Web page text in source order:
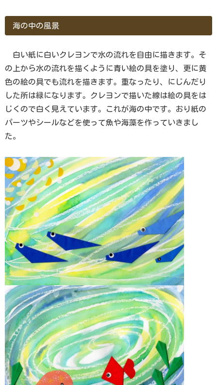
海の中の風景
白い紙に白いクレヨンで水の流れを自由に描きます。そ
の上から水の流れを描くように青い絵の具を塗り、更に黄
色の絵の具でも流れを描きます。重なったり、にじんだり
した所は緑になります。クレヨンで描いた線は絵の具をは
じくので白く見えています。これが海の中です。おり紙の
パーツやシールなどを使って魚や海藻を作っていきまし
た。